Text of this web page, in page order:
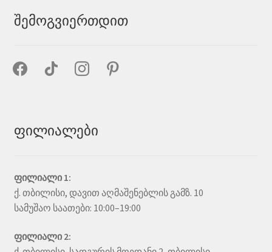
შემოგვიერთდით
facebook tiktok instagrampinterest
ფილიალები
ფილიალი 1:
ქ. თბილისი, დავით აღმაშენებლის გამზ. 10
სამუშაო საათები: 10:00–19:00
ფილიალი 2: